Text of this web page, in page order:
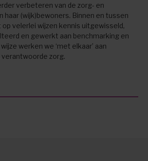
verbeteren van de zorg- en
haar (wijk)bewoners. Binnen en tussen
velerlei wijzen kennis uitgewisseld,
en gewerkt aan benchmarking en
werken we ‘met elkaar’ aan
zorg.